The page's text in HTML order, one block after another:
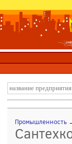
Промышленность